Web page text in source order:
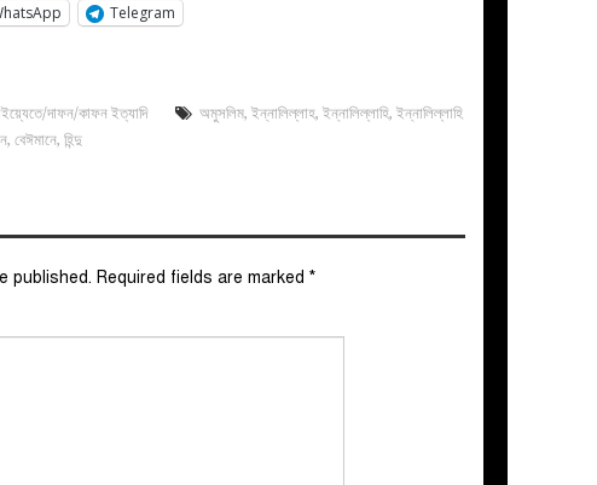
Telegram
দাফন/কাফন ইত্যাদি অমুসলিম,ইন্নালিল্লাহ,ইন্নালিল্লাহি,ইন্নালিল্লাহি
, বেঈমানে, হিন্দু
published. Required fields are marked *